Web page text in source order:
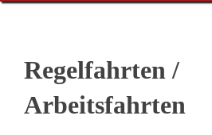
Regelfahrten /
Arbeitsfahrten